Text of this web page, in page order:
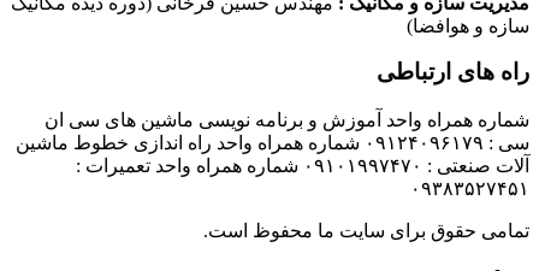
سازه و هوافضا)
راه های ارتباطی
شماره همراه واحد آموزش و برنامه نویسی ماشین های سی ان
سی : ۰۹۱۲۴۰۹۶۱۷۹ شماره همراه واحد راه اندازی خطوط ماشین
آلات صنعتی : ۰۹۱۰۱۹۹۷۴۷۰ شماره همراه واحد تعمیرات :
۰۹۳۸۳۵۲۷۴۵۱
تمامی حقوق برای سایت ما محفوظ است.